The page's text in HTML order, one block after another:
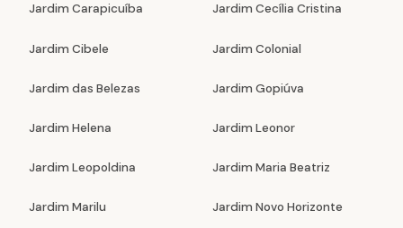
Jardim Carapicuíba Jardim Cecília Cristina
Jardim Cibele Jardim Colonial
Jardim das Belezas Jardim Gopiúva
Jardim Helena Jardim Leonor
Jardim Leopoldina Jardim Maria Beatriz
Jardim Marilu Jardim Novo Horizonte